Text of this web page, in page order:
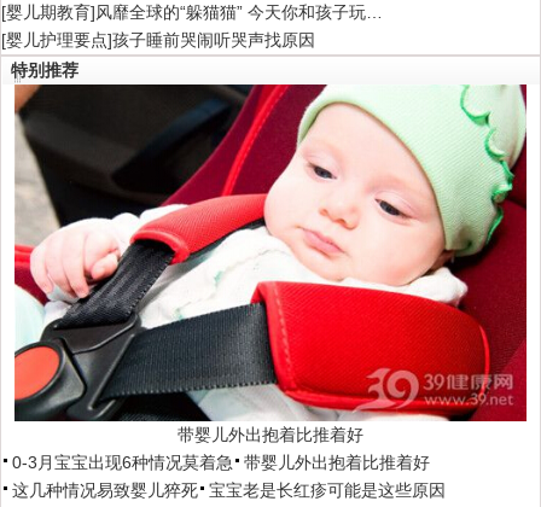
[婴儿期教育]风靡全球的“躲猫猫” 今天你和孩子玩…
[婴儿护理要点]孩子睡前哭闹听哭声找原因
特别推荐
带婴儿外出抱着比推着好
0-3月宝宝出现6种情况莫着急
带婴儿外出抱着比推着好
这几种情况易致婴儿猝死 宝宝老是长红疹可能是这些原因